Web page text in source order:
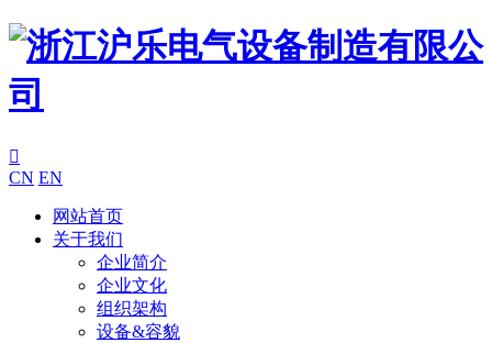

CN EN
网站首页
关于我们
企业简介
企业文化
组织架构
设备&容貌